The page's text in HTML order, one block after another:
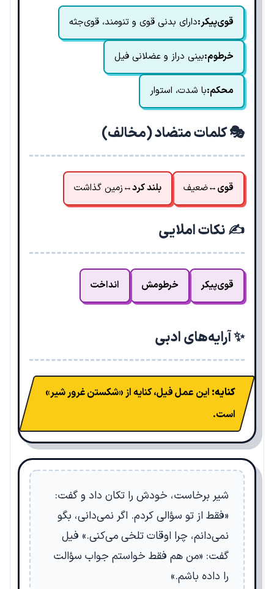
قوی‌پیکر:دارای بدنی قوی و تنومند، قوی‌جثه
خرطوم:بینی دراز و عضلانی فیل
محکم:با شدت، استوار
🎭 کلمات متضاد (مخالف)
قوی↔ضعیف بلند کرد↔زمین گذاشت
✍️ نکات املایی
قوی‌پیکر خرطومش انداخت
✨ آرایه‌های ادبی
کنایه: این عمل فیل، کنایه از «شکستن غرور شیر»
است.
شیر برخاست، خودش را تکان داد و گفت:
«فقط از تو سؤالی کردم. اگر نمی‌دانی، بگو
نمی‌دانم، چرا اوقات تلخی می‌کنی.» فیل
گفت: «من هم فقط خواستم جواب سؤالت
را داده باشم.»